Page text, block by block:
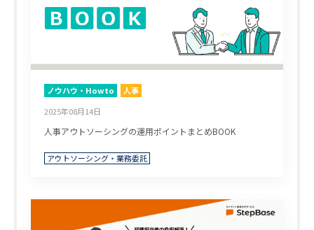
ノウハウ・Howto
人事
2025年08月14日
人事アウトソーシングの運用ポイントまとめBOOK
アウトソーシング・業務委託